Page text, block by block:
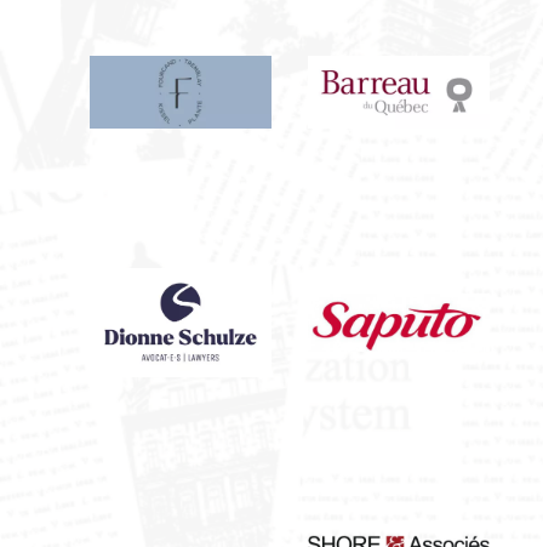
Fourcand, Tremblay, Kissel,
Barreau du
Dionne Schulze Saputo